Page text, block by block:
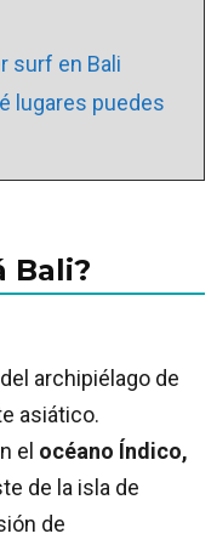
surf en Bali
lugares puedes
Bali?
archipiélago de
asiático.
el océano Índico,
de la isla de
de